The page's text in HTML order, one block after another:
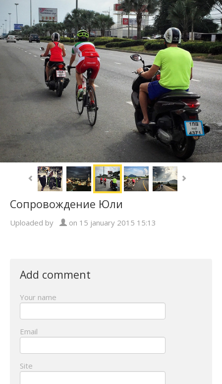
Сопровождение Юли
Uploaded by on 15 january 2015 15:13
Add comment
Your name
Email
Site